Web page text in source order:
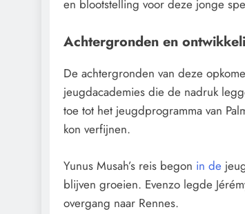
en blootstelling voor deze jonge
Achtergronden en
De achtergronden van deze
jeugdacademies die de nadruk
toe tot het jeugdprogramma van
kon verfijnen.
Yunus Musah’s reis begon in de
blijven groeien. Evenzo legde
overgang naar Rennes.